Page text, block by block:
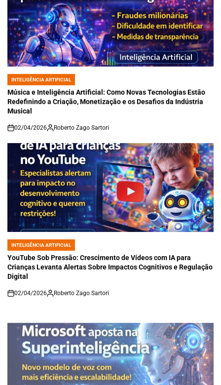
POSTED
IN
INTELIGÊNCIA ARTIFICIAL
Música e Inteligência Artificial: Como Novas Tecnologias Estão
Redefinindo a Criação, Monetização e os Desafios da Indústria
Musical
on
02/04/2026 Roberto Zago Sartori
POSTED
INTELIGÊNCIA ARTIFICIAL
YouTube Sob Pressão: Crescimento de Vídeos com IA para
Crianças Levanta Alertas Sobre Impactos Cognitivos e Regulação
Digital
on
02/04/2026 Roberto Zago Sartori